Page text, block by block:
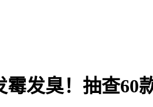
霉发臭！抽查60